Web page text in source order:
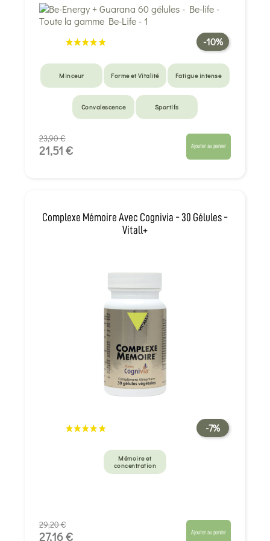
-10%
Minceur Forme et Vitalité Fatigue intense
Convalescence Sportifs
23,90 €
21,51 € Ajouter au panier
Complexe Mémoire Avec Cognivia - 30 Gélules -
Vitall+
-7%
Mémoire et
concentration
29,20 €
27,16 € Ajouter au panier